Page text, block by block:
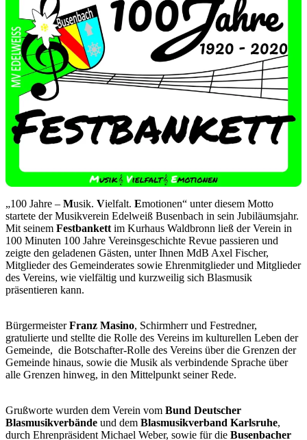
„100 Jahre – Musik. Vielfalt. Emotionen“ unter diesem Motto
startete der Musikverein Edelweiß Busenbach in sein Jubiläumsjahr.
Mit seinem Festbankett im Kurhaus Waldbronn ließ der Verein in
100 Minuten 100 Jahre Vereinsgeschichte Revue passieren und
zeigte den geladenen Gästen, unter Ihnen MdB Axel Fischer,
Mitglieder des Gemeinderates sowie Ehrenmitglieder und Mitglieder
des Vereins, wie vielfältig und kurzweilig sich Blasmusik
präsentieren kann.
BürgermeisterFranz Masino, Schirmherr und Festredner,
gratulierte und stellte die Rolle des Vereins im kulturellen Leben der
Gemeinde, die Botschafter-Rolle des Vereins über die Grenzen der
Gemeinde hinaus, sowie die Musik als verbindende Sprache über
alle Grenzen hinweg, in den Mittelpunkt seiner Rede.
Grußworte wurden dem Verein vom Bund Deutscher
Blasmusikverbände und dem Blasmusikverband Karlsruhe,
durch Ehrenpräsident Michael Weber, sowie für die Busenbacher